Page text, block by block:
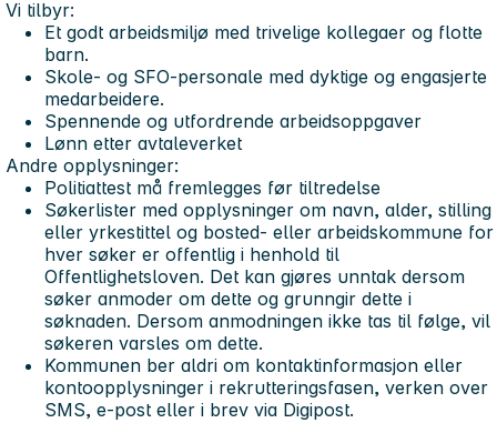
Vi tilbyr:
Et godt arbeidsmiljø med trivelige kollegaer og flotte
barn.
Skole- og SFO-personale med dyktige og engasjerte
medarbeidere.
Spennende og utfordrende arbeidsoppgaver
Lønn etter avtaleverket
Andre opplysninger:
Politiattest må fremlegges før tiltredelse
Søkerlister med opplysninger om navn, alder, stilling
eller yrkestittel og bosted- eller arbeidskommune for
hver søker er offentlig i henhold til
Offentlighetsloven. Det kan gjøres unntak dersom
søker anmoder om dette og grunngir dette i
søknaden. Dersom anmodningen ikke tas til følge, vil
søkeren varsles om dette.
Kommunen ber aldri om kontaktinformasjon eller
kontoopplysninger i rekrutteringsfasen, verken over
SMS, e-post eller i brev via Digipost.